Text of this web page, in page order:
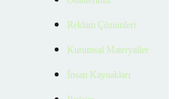
Reklam Çözümleri
Kurumsal Materyaller
İnsan Kaynakları